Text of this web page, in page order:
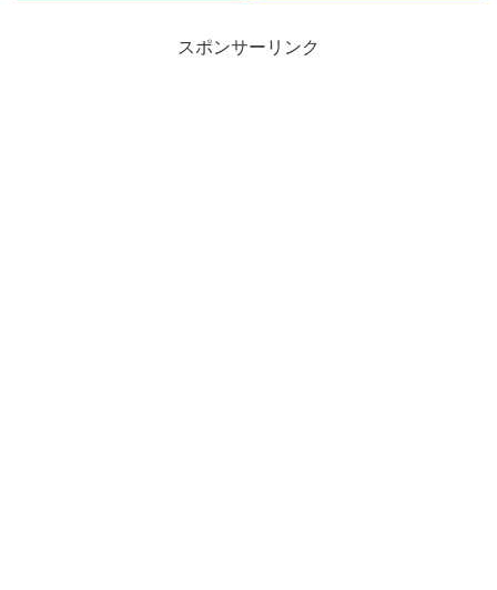
スポンサーリンク